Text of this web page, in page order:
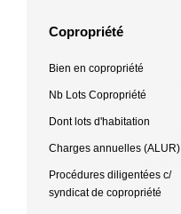
Copropriété
Bien en copropriété
Nb Lots Copropriété
Dont lots d'habitation
Charges annuelles (ALUR)
Procédures diligentées c/
syndicat de copropriété